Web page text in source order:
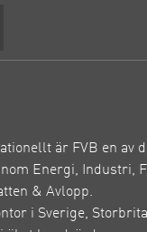
är FVB en av
Energi, Industri,
& Avlopp.
i Sverige,